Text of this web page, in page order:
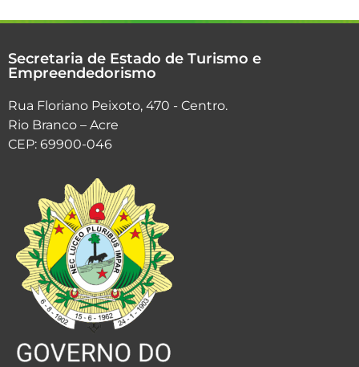
Secretaria de Estado de Turismo e
Empreendedorismo
Rua Floriano Peixoto, 470 - Centro.
Rio Branco – Acre
CEP: 69900-046